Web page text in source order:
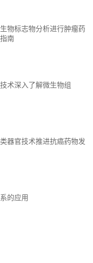
物标志物分析进行肿瘤药
南
术深入了解微生物组
器官技术推进抗癌药物发
的应用